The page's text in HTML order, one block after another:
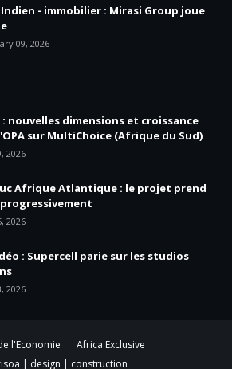
Indien - immobilier : Mirasi Group joue
09, 2026
: nouvelles dimensions et croissance
sur MultiChoice (Afrique du Sud)
2026
Afrique Atlantique : le projet prend
2026
: Supercell parie sur les studios
2026
l'Economie
Africa Exclusive
| design | construction